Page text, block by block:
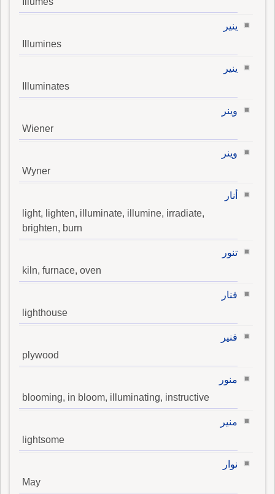
ينير
Illumines
ينير
Illuminates
وينر
Wiener
وينر
Wyner
أنار
light, lighten, illuminate, illumine, irradiate,
brighten, burn
تنور
kiln, furnace, oven
فنار
lighthouse
فنير
plywood
منور
blooming, in bloom, illuminating, instructive
منير
lightsome
نوار
May